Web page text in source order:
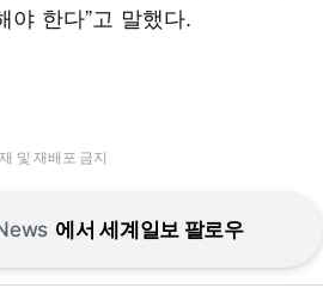
야 한다”고 말했다.
및 재배포 금지
에서 세계일보 팔로우